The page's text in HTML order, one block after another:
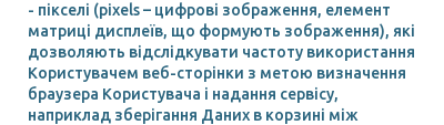
- пікселі (pixels – цифрові зображення, елемент
матриці дисплеїв, що формують зображення), які
дозволяють відслідкувати частоту використання
Користувачем веб-сторінки з метою визначення
браузера Користувача і надання сервісу,
наприклад зберігання Даних в корзині між